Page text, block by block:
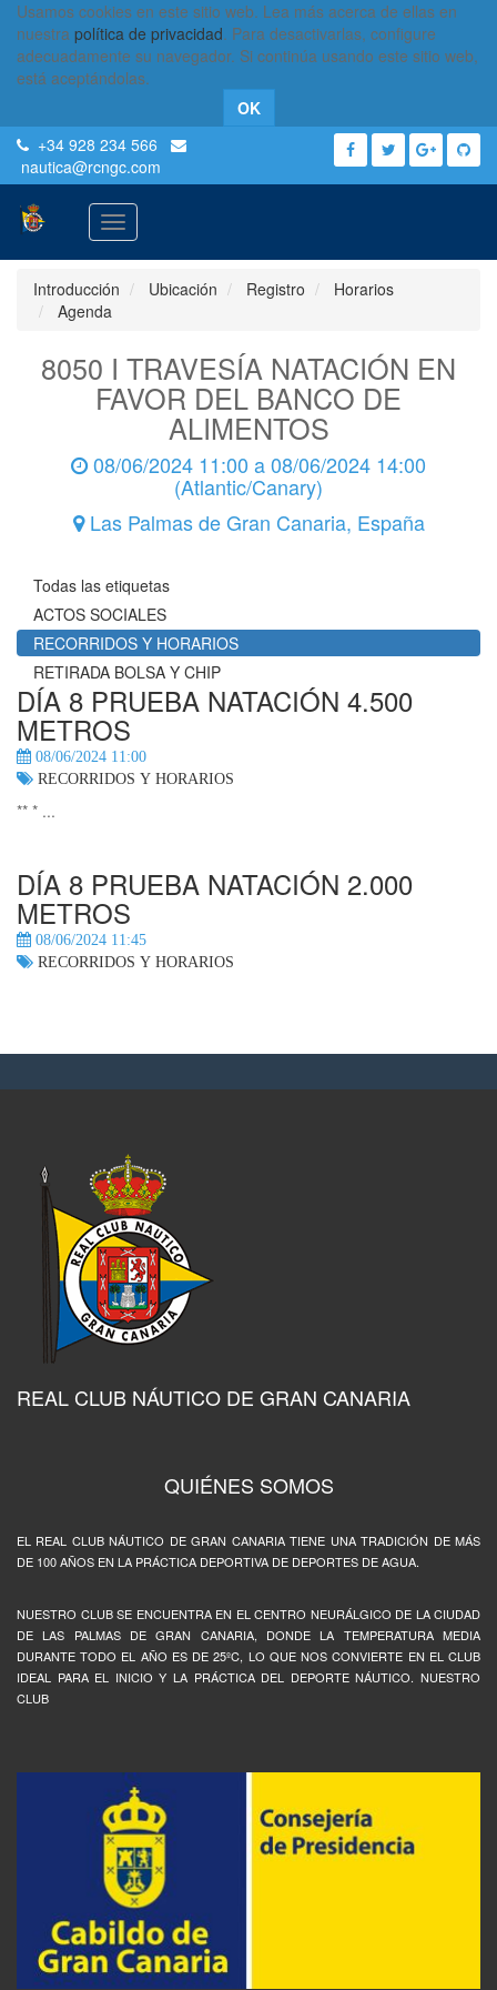
Usamos cookies en este sitio web. Lea más acerca de ellas en
nuestra política de privacidad. Para desactivarlas, configure
adecuadamente su navegador. Si continúa usando este sitio web,
está aceptándolas.
OK
+34 928 234 566
nautica@rcngc.com
Activar
navegación
Introducción
Ubicación Registro
Horarios
Agenda
8050 I TRAVESÍA NATACIÓN EN
FAVOR DEL BANCO DE
ALIMENTOS
08/06/2024 11:00 a08/06/2024 14:00
(Atlantic/Canary)
Las Palmas de Gran Canaria, España
Todas las etiquetas
ACTOS SOCIALES
RECORRIDOS Y HORARIOS
RETIRADA BOLSA Y CHIP
DÍA 8 PRUEBA NATACIÓN 4.500
METROS
08/06/2024 11:00
RECORRIDOS Y HORARIOS
** * ...
DÍA 8 PRUEBA NATACIÓN 2.000
METROS
08/06/2024 11:45
RECORRIDOS Y HORARIOS
REAL CLUB NÁUTICO DE GRAN CANARIA
QUIÉNES SOMOS
EL REAL CLUB NÁUTICO DE GRAN CANARIA TIENE UNA TRADICIÓN DE MÁS
DE 100 AÑOS EN LA PRÁCTICA DEPORTIVA DE DEPORTES DE AGUA.
NUESTRO CLUB SE ENCUENTRA EN EL CENTRO NEURÁLGICO DE LA CIUDAD
DE LAS PALMAS DE GRAN CANARIA, DONDE LA TEMPERATURA MEDIA
DURANTE TODO EL AÑO ES DE 25ºC, LO QUE NOS CONVIERTE EN EL CLUB
IDEAL PARA EL INICIO Y LA PRÁCTICA DEL DEPORTE NÁUTICO. NUESTRO
CLUB